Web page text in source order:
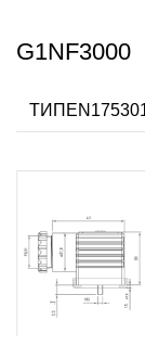
G1NF3000